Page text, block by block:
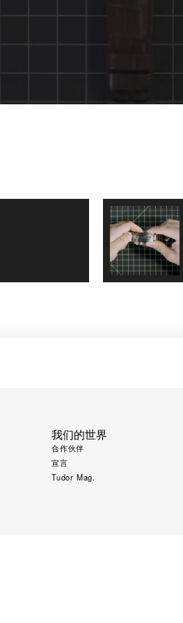
我们的世界
合作伙伴
宣言
Tudor Mag.